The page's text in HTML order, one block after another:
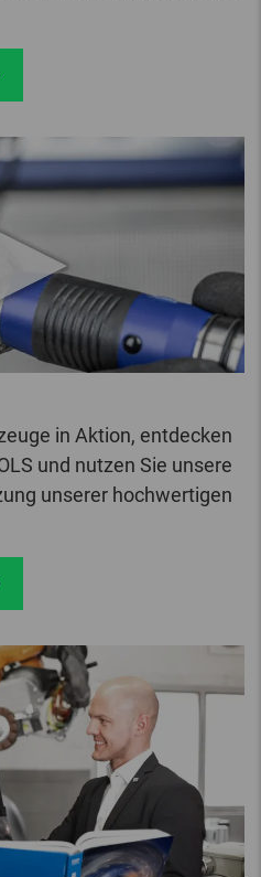
in Aktion, entdecken
und nutzen Sie unsere
unserer hochwertigen